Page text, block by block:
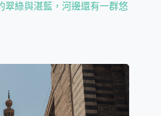
翠綠與湛藍，河邊還有一群悠